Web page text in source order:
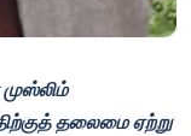
தலைமை ஏற்று